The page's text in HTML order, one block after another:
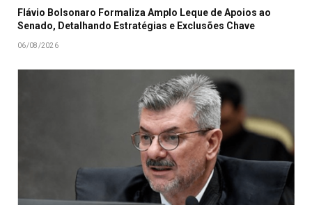
Flávio Bolsonaro Formaliza Amplo Leque de Apoios ao
Senado, Detalhando Estratégias e Exclusões Chave
06/08/2026